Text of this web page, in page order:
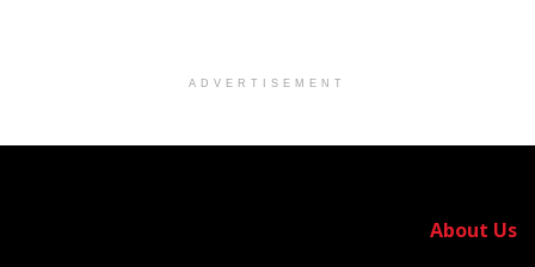
ADVERTISEMENT
About Us